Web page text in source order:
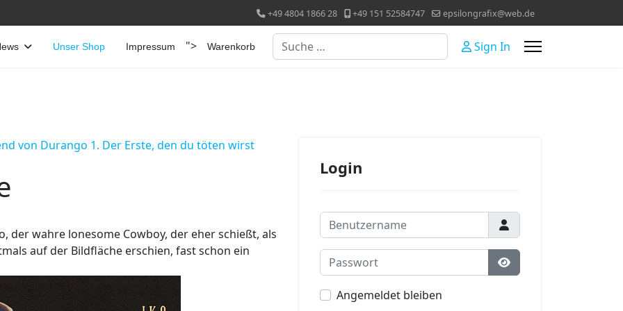
+49 4804 1866 28 +49 151 52584747 epsilongrafix@web.de
Unser Shop Impressum "> Warenkorb Suchen Sign In
von Durango 1. Der Erste, den du töten wirst
der wahre lonesome Cowboy, der eher schießt, als
auf der Bildfläche erschien, fast schon ein
Login
Benutzername
Passwort
Passwort anzeigen
Angemeldet bleiben